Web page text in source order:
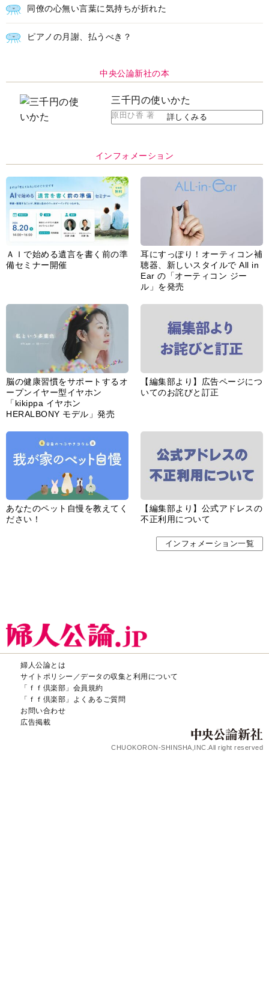
同僚の心無い言葉に気持ちが折れた
ピアノの月謝、払うべき？
中央公論新社の本
三千円の使いかた
原田ひ香 著 詳しくみる
インフォメーション
ＡＩで始める遺言を書く前の準
備セミナー開催
耳にすっぽり！オーティコン補
聴器、新しいスタイルで All in
Ear の「オーティコン ジー
ル」を発売
脳の健康習慣をサポートするオ
ープンイヤー型イヤホン
「kikippa イヤホン
HERALBONY モデル」発売
【編集部より】広告ページにつ
いてのお詫びと訂正
あなたのペット自慢を教えてく
ださい！
【編集部より】公式アドレスの
不正利用について
インフォメーション一覧
婦人公論とは
サイトポリシー／データの収集と利用について
「ｆｆ倶楽部」会員規約
「ｆｆ倶楽部」よくあるご質問
お問い合わせ
広告掲載
CHUOKORON-SHINSHA,INC.All right reserved